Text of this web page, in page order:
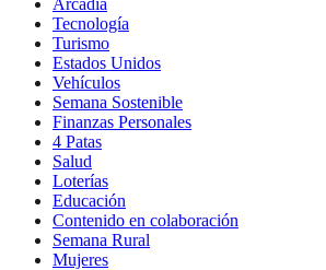
Tecnología
Turismo
Estados Unidos
Vehículos
Semana Sostenible
Finanzas Personales
4 Patas
Salud
Loterías
Educación
Contenido en colaboración
Semana Rural
Mujeres